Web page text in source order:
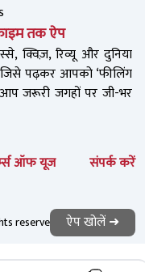
तक ऐप
क्विज़, रिव्यू और दुनिया
जिसे पढ़कर आपको ‘फीलिंग
जरूरी जगहों पर जी-भर
ऑफ यूज संपर्क करें
reserved. ऐप खोलें ➜